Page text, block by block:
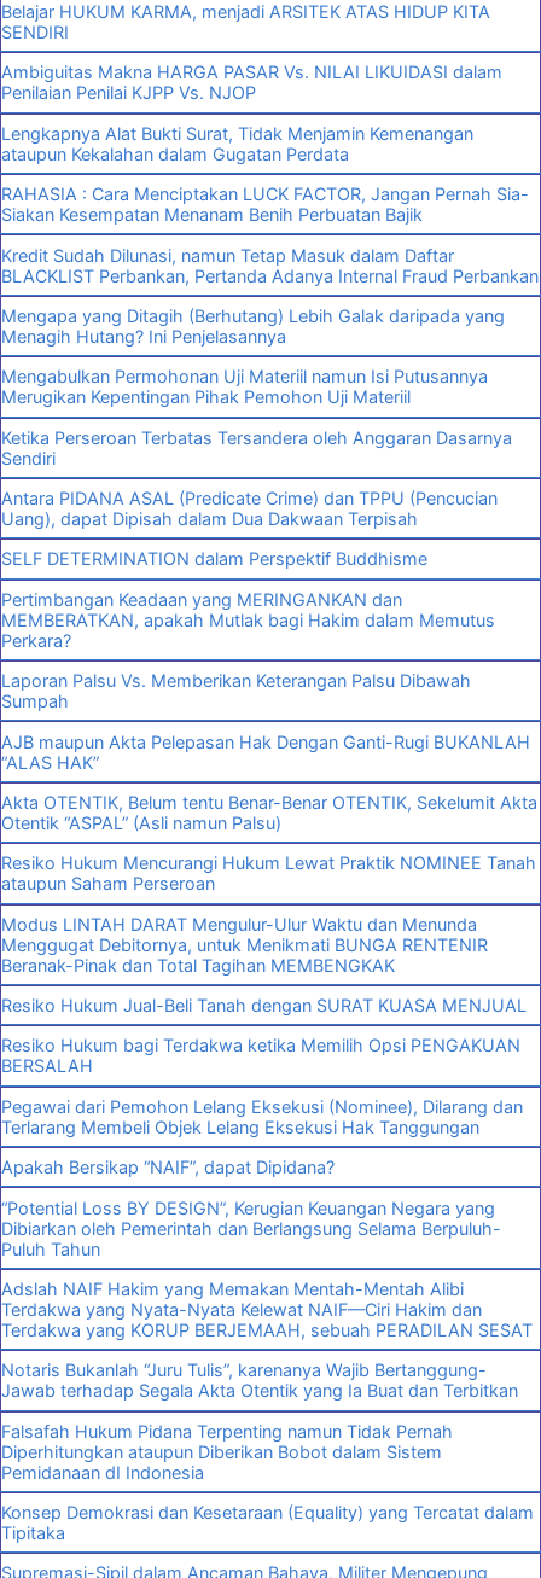
Belajar HUKUM KARMA, menjadi ARSITEK ATAS HIDUP KITA
SENDIRI
Ambiguitas Makna HARGA PASAR Vs. NILAI LIKUIDASI dalam
Penilaian Penilai KJPP Vs. NJOP
Lengkapnya Alat Bukti Surat, Tidak Menjamin Kemenangan
ataupun Kekalahan dalam Gugatan Perdata
RAHASIA : Cara Menciptakan LUCK FACTOR, Jangan Pernah Sia-
Siakan Kesempatan Menanam Benih Perbuatan Bajik
Kredit Sudah Dilunasi, namun Tetap Masuk dalam Daftar
BLACKLIST Perbankan, Pertanda Adanya Internal Fraud Perbankan
Mengapa yang Ditagih (Berhutang) Lebih Galak daripada yang
Menagih Hutang? Ini Penjelasannya
Mengabulkan Permohonan Uji Materiil namun Isi Putusannya
Merugikan Kepentingan Pihak Pemohon Uji Materiil
Ketika Perseroan Terbatas Tersandera oleh Anggaran Dasarnya
Sendiri
Antara PIDANA ASAL (Predicate Crime) dan TPPU (Pencucian
Uang), dapat Dipisah dalam Dua Dakwaan Terpisah
SELF DETERMINATION dalam Perspektif Buddhisme
Pertimbangan Keadaan yang MERINGANKAN dan
MEMBERATKAN, apakah Mutlak bagi Hakim dalam Memutus
Perkara?
Laporan Palsu Vs. Memberikan Keterangan Palsu Dibawah
Sumpah
AJB maupun Akta Pelepasan Hak Dengan Ganti-Rugi BUKANLAH
“ALAS HAK”
Akta OTENTIK, Belum tentu Benar-Benar OTENTIK, Sekelumit Akta
Otentik “ASPAL” (Asli namun Palsu)
Resiko Hukum Mencurangi Hukum Lewat Praktik NOMINEE Tanah
ataupun Saham Perseroan
Modus LINTAH DARAT Mengulur-Ulur Waktu dan Menunda
Menggugat Debitornya, untuk Menikmati BUNGA RENTENIR
Beranak-Pinak dan Total Tagihan MEMBENGKAK
Resiko Hukum Jual-Beli Tanah dengan SURAT KUASA MENJUAL
Resiko Hukum bagi Terdakwa ketika Memilih Opsi PENGAKUAN
BERSALAH
Pegawai dari Pemohon Lelang Eksekusi (Nominee), Dilarang dan
Terlarang Membeli Objek Lelang Eksekusi Hak Tanggungan
Apakah Bersikap “NAIF”, dapat Dipidana?
“Potential Loss BY DESIGN”, Kerugian Keuangan Negara yang
Dibiarkan oleh Pemerintah dan Berlangsung Selama Berpuluh-
Puluh Tahun
Adslah NAIF Hakim yang Memakan Mentah-Mentah Alibi
Terdakwa yang Nyata-Nyata Kelewat NAIF—Ciri Hakim dan
Terdakwa yang KORUP BERJEMAAH, sebuah PERADILAN SESAT
Notaris Bukanlah “Juru Tulis”, karenanya Wajib Bertanggung-
Jawab terhadap Segala Akta Otentik yang Ia Buat dan Terbitkan
Falsafah Hukum Pidana Terpenting namun Tidak Pernah
Diperhitungkan ataupun Diberikan Bobot dalam Sistem
Pemidanaan dI Indonesia
Konsep Demokrasi dan Kesetaraan (Equality) yang Tercatat dalam
Tipitaka
Supremasi-Sipil dalam Ancaman Bahaya, Militer Mengepung